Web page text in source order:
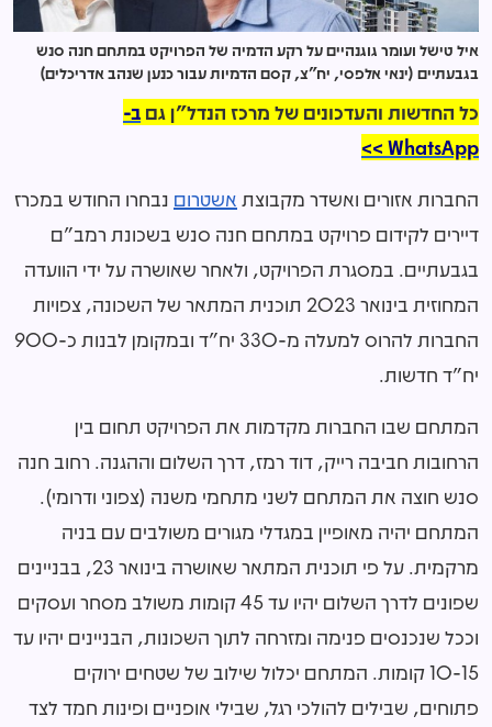
איל טישל ועומר גוגנהיים על רקע הדמיה של הפרויקט במתחם חנה סנש
בגבעתיים (ינאי אלפסי, יח"צ, קסם הדמיות עבור כנען שנהב אדריכלים)
כל החדשות והעדכונים של מרכז הנדל"ן גם ב-
WhatsApp >>
החברות אזורים ואשדר מקבוצת אשטרום נבחרו החודש במכרז
דיירים לקידום פרויקט במתחם חנה סנש בשכונת רמב"ם
בגבעתיים. במסגרת הפרויקט, ולאחר שאושרה על ידי הוועדה
המחוזית בינואר 2023 תוכנית המתאר של השכונה, צפויות
החברות להרוס למעלה מ-330 יח"ד ובמקומן לבנות כ-900
יח"ד חדשות.
המתחם שבו החברות מקדמות את הפרויקט תחום בין
הרחובות חביבה רייק, דוד רמז, דרך השלום וההגנה. רחוב חנה
סנש חוצה את המתחם לשני מתחמי משנה (צפוני ודרומי).
המתחם יהיה מאופיין במגדלי מגורים משולבים עם בניה
מרקמית. על פי תוכנית המתאר שאושרה בינואר 23, בבניינים
שפונים לדרך השלום יהיו עד 45 קומות משולב מסחר ועסקים
וככל שנכנסים פנימה ומזרחה לתוך השכונות, הבניינים יהיו עד
10-15 קומות. המתחם יכלול שילוב של שטחים ירוקים
פתוחים, שבילים להולכי רגל, שבילי אופניים ופינות חמד לצד